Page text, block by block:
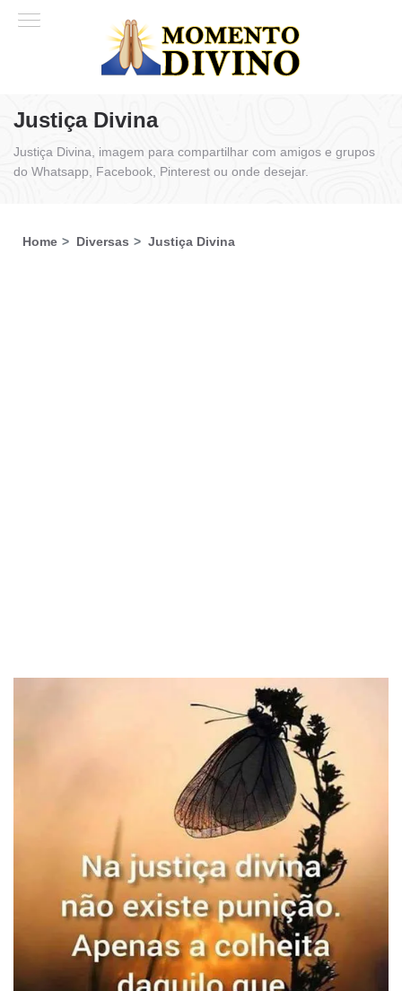
Justiça Divina
Justiça Divina, imagem para compartilhar com amigos e grupos
do Whatsapp, Facebook, Pinterest ou onde desejar.
Home Diversas Justiça Divina